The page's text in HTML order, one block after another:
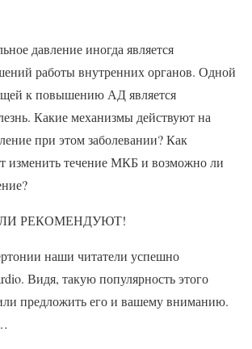
давление иногда является
работы внутренних органов. Одной
к повышению АД является
Какие механизмы действуют на
при этом заболевании? Как
изменить течение МКБ и возможно ли
РЕКОМЕНДУЮТ!
наши читатели успешно
Видя, такую популярность этого
предложить его и вашему вниманию.